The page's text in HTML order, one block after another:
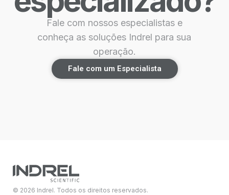
Fale com nossos especialistas e
conheça as soluções Indrel para sua
operação.
Fale com um Especialista
© 2026 Indrel. Todos os direitos reservados.